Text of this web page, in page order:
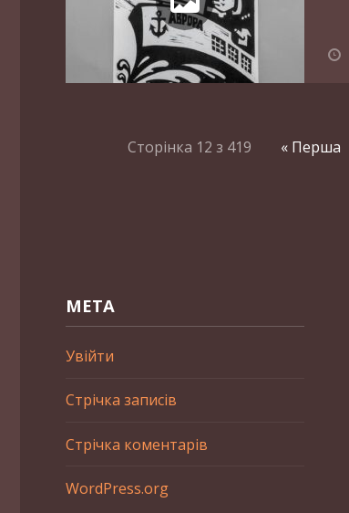
Сторінка 12 з 419 « Перша
МЕТА
Увійти
Стрічка записів
Стрічка коментарів
WordPress.org